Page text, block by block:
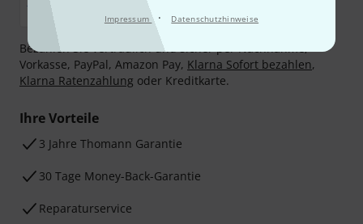
Impressum · Datenschutzhinweise
Bezahlen Sie vertraulich und sicher per Nachnahme,
Vorkasse, PayPal, Amazon Pay, Klarna Sofort bezahlen,
Klarna Ratenzahlung oder Kreditkarte.
Ihre Vorteile
3 Jahre Thomann Garantie
30 Tage Money-Back-Garantie
Reparaturservice